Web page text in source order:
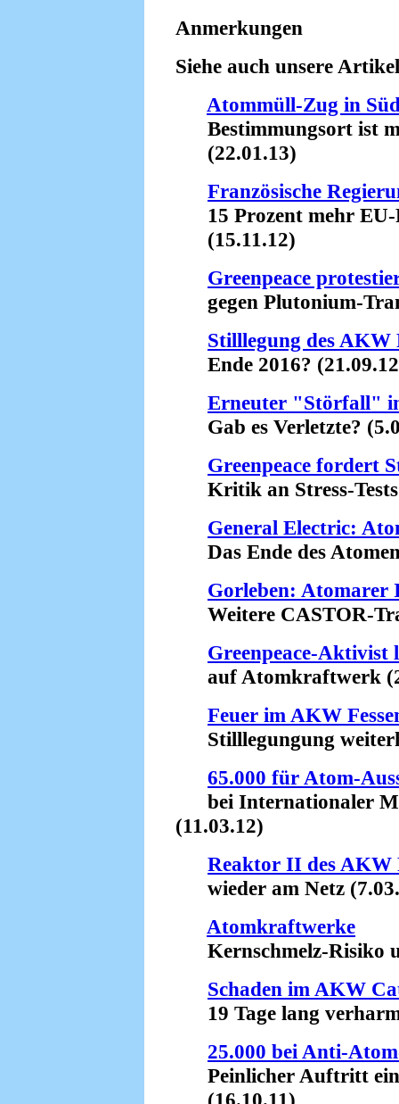
Anmerkungen
Siehe auch unsere
Atommüll-Zug in
Bestimmungsort ist
(22.01.13)
Französische
15 Prozent mehr EU-
(15.11.12)
Greenpeace
gegen Plutonium-
Stilllegung des AKW
Ende 2016?
Erneuter "Störfall"
Gab es Verletzte?
Greenpeace fordert
Kritik an Stress-Tests
General Electric:
Das Ende des
Gorleben: Atomarer
Weitere CASTOR-
Greenpeace-Aktivist
auf Atomkraftwerk
Feuer im AKW
Stilllegungung
65.000 für Atom-
bei Internationaler
(11.03.12)
Reaktor II des AKW
wieder am Netz
Atomkraftwerke
Kernschmelz-Risiko
Schaden im AKW
19 Tage lang
25.000 bei Anti-
Peinlicher Auftritt